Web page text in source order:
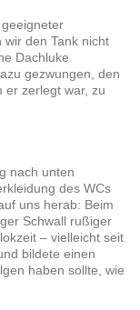
den Tank nicht
Dachluke
gezwungen, den
er zerlegt war, zu
nach unten
des WCs
uns herab: Beim
Schwall rußiger
– vielleicht seit
bildete einen
haben sollte, wie